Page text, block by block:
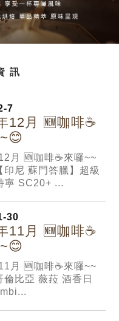
訊
7
12月 🆕咖啡☕️
月 🆕咖啡☕️來囉~~
尼 蘇門答臘】超級
寧 SC20+ ...
30
11月 🆕咖啡☕️
月 🆕咖啡☕️來囉~~
比亞 薇菈 酒香日